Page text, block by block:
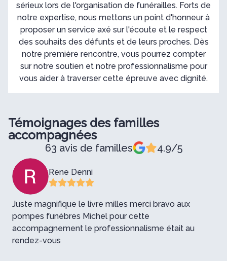
sérieux lors de l'organisation de funérailles. Forts de
notre expertise, nous mettons un point d'honneur à
proposer un service axé sur l'écoute et le respect
des souhaits des défunts et de leurs proches. Dès
notre première rencontre, vous pourrez compter
sur notre soutien et notre professionnalisme pour
vous aider à traverser cette épreuve avec dignité.
Témoignages des familles
accompagnées
63 avis de familles 4.9/5
Rene Denni
Juste magnifique le livre milles merci bravo aux
pompes funèbres Michel pour cette
accompagnement le professionnalisme était au
rendez-vous